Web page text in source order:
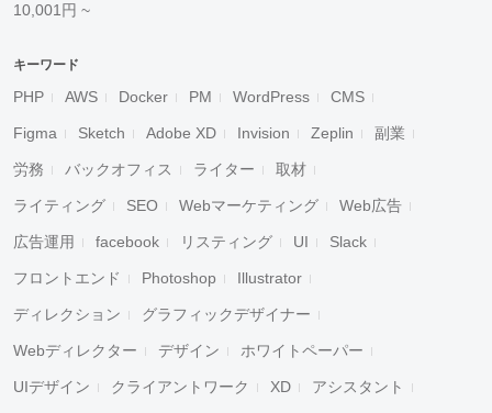
10,001円 ~
キーワード
PHP AWS Docker PM WordPress CMS
Figma Sketch Adobe XD Invision Zeplin 副業
労務 バックオフィス ライター 取材
ライティング SEO Webマーケティング Web広告
広告運用 facebook リスティング UI Slack
フロントエンド Photoshop Illustrator
ディレクション グラフィックデザイナー
Webディレクター デザイン ホワイトペーパー
UIデザイン クライアントワーク XD アシスタント